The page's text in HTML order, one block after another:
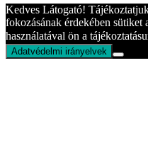
Kedves Látogató!
fokozásának érdekében
használatával ön a
Adatvédelmi irányelvek